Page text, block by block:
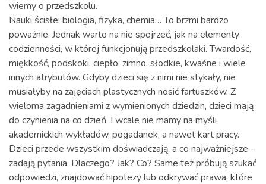
wiemy o przedszkolu.
Nauki ścisłe: biologia, fizyka, chemia… To brzmi bardzo
poważnie. Jednak warto na nie spojrzeć, jak na elementy
codzienności, w której funkcjonują przedszkolaki. Twardość,
miękkość, podskoki, ciepło, zimno, słodkie, kwaśne i wiele
innych atrybutów. Gdyby dzieci się z nimi nie stykały, nie
musiałyby na zajęciach plastycznych nosić fartuszków. Z
wieloma zagadnieniami z wymienionych dziedzin, dzieci mają
do czynienia na co dzień. I wcale nie mamy na myśli
akademickich wykładów, pogadanek, a nawet kart pracy.
Dzieci przede wszystkim doświadczają, a co najważniejsze –
zadają pytania. Dlaczego? Jak? Co? Same też próbują szukać
odpowiedzi, znajdować hipotezy lub odkrywać prawa, które